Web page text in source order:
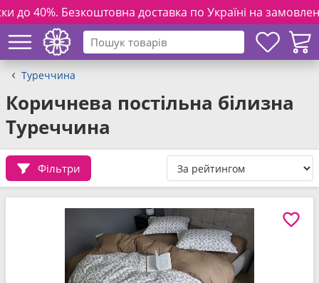
доставка по Україні на замовлення від 3000 грн.
Туреччина
Коричнева постільна білизна
Туреччина
Фільтри